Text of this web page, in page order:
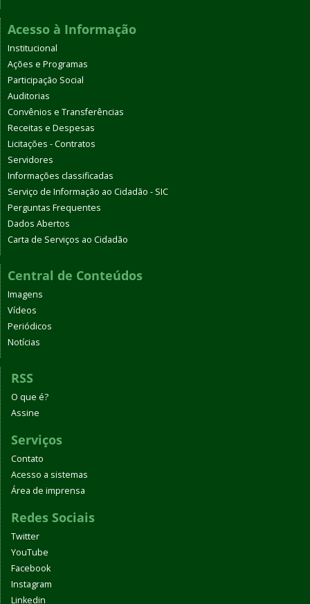
Acesso à Informação
Institucional
Ações e Programas
Participação Social
Auditorias
Convênios e Transferências
Receitas e Despesas
Licitações - Contratos
Servidores
Informações classificadas
Serviço de Informação ao Cidadão - SIC
Perguntas Frequentes
Dados Abertos
Carta de Serviços ao Cidadão
Central de Conteúdos
Imagens
Vídeos
Periódicos
Notícias
RSS
O que é?
Assine
Serviços
Contato
Acesso a sistemas
Área de imprensa
Redes Sociais
Twitter
YouTube
Facebook
Instagram
Linkedin